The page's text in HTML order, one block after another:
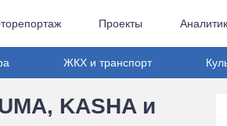
Проекты
ЖКХ и транспорт
KASHA и